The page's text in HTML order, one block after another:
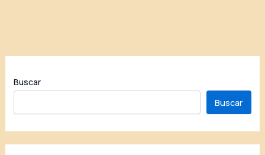
Buscar
Buscar